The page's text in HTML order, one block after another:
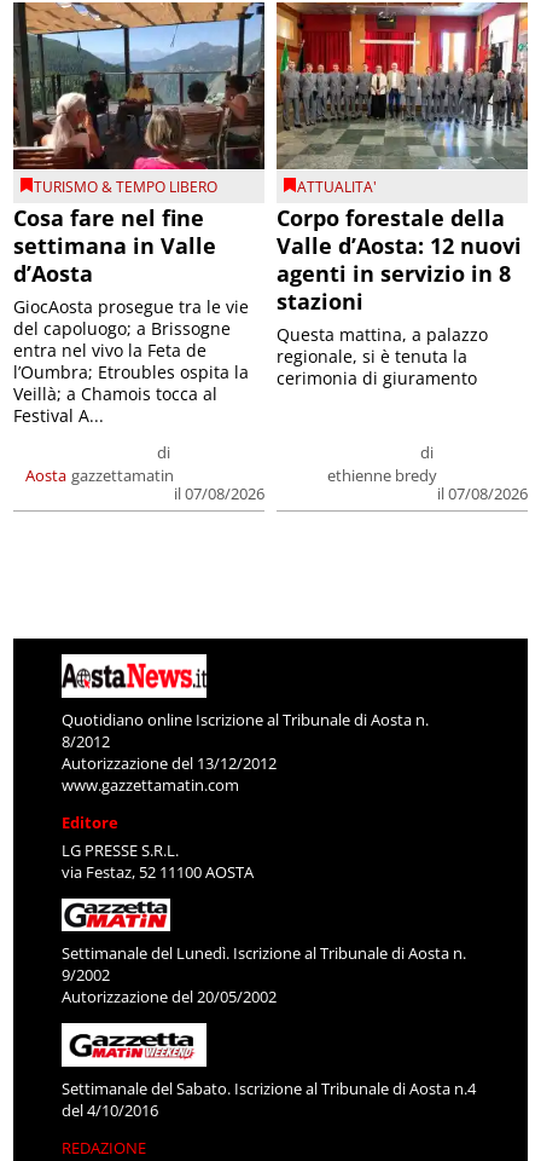
TURISMO & TEMPO LIBERO
Cosa fare nel fine
settimana in Valle
d’Aosta
Aosta
di
gazzettamatin
il 07/08/2026
GiocAosta prosegue tra le vie
del capoluogo; a Brissogne
entra nel vivo la Feta de
l’Oumbra; Etroubles ospita la
Veillà; a Chamois tocca al
Festival A...
ATTUALITA'
Corpo forestale della
Valle d’Aosta: 12 nuovi
agenti in servizio in 8
stazioni
di
ethienne bredy
il 07/08/2026
Questa mattina, a palazzo
regionale, si è tenuta la
cerimonia di giuramento
Quotidiano online Iscrizione al Tribunale di Aosta n.
8/2012
Autorizzazione del 13/12/2012
www.gazzettamatin.com
Editore
LG PRESSE S.R.L.
via Festaz, 52 11100 AOSTA
Settimanale del Lunedì. Iscrizione al Tribunale di Aosta n.
9/2002
Autorizzazione del 20/05/2002
Settimanale del Sabato. Iscrizione al Tribunale di Aosta n.4
del 4/10/2016
REDAZIONE